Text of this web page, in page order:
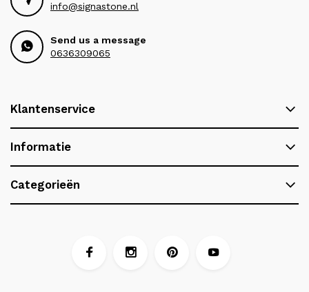
info@signastone.nl
Send us a message
0636309065
Klantenservice
Informatie
Categorieën